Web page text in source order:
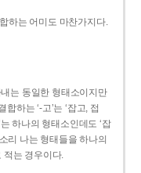
하는 어미도 마찬가지다.
내는 동일한 형태소이지만
하는 ‘-고’는 ‘잡고, 접
하나의 형태소인데도 ‘잡
리 나는 형태들을 하나의
적는 경우이다.